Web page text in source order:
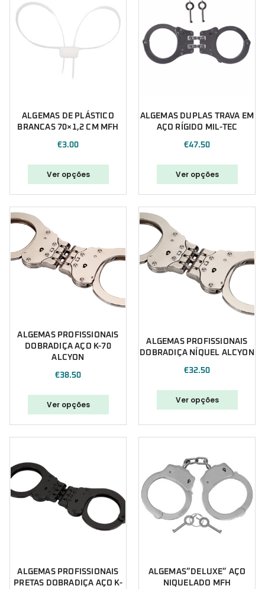
ALGEMAS DE PLÁSTICO
BRANCAS 70×1,2 CM MFH
€3.00
Ver opções
ALGEMAS DUPLAS TRAVA EM
AÇO RÍGIDO MIL-TEC
€47.50
Ver opções
ALGEMAS PROFISSIONAIS
DOBRADIÇA AÇO K-70
ALCYON
€38.50
Ver opções
ALGEMAS PROFISSIONAIS
DOBRADIÇA NÍQUEL ALCYON
€32.50
Ver opções
ALGEMAS PROFISSIONAIS
PRETAS DOBRADIÇA AÇO K-
ALGEMAS”DELUXE” AÇO
NIQUELADO MFH